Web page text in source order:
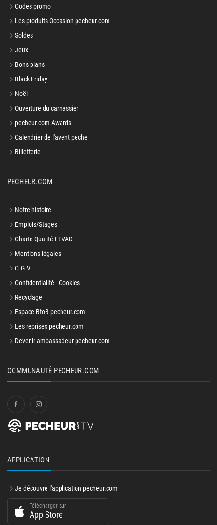
Codes promo
Les produits Occasion pecheur.com
Soldes
Jeux
Bons plans
Black Friday
Noël
Ouverture du carnassier
pecheur.com Awards
Calendrier de l'avent peche
Billetterie
PECHEUR.COM
Notre histoire
Emplois/Stages
Charte Qualité FEVAD
Mentions légales
C.G.V.
Confidentialité - Cookies
Recyclage
Espace BtoB pecheur.com
Les reprises pecheur.com
Devenir ambassadeur pecheur.com
COMMUNAUTÉ PECHEUR.COM
APPLICATION
Je découvre l'application pecheur.com
Télécharger sur
App Store